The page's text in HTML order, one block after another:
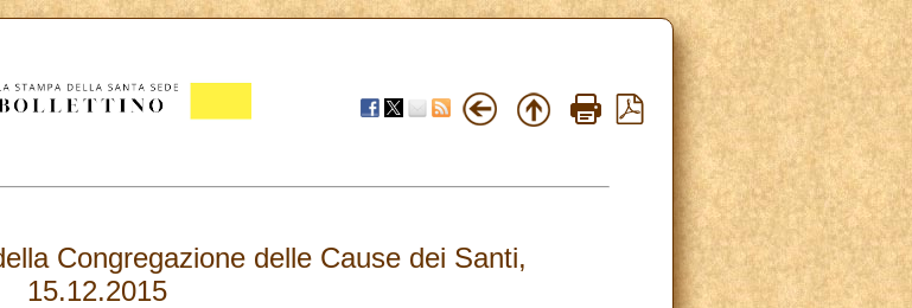
Congregazione delle Cause dei Santi,
15.12.2015